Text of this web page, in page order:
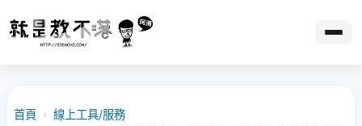
首頁 › 線上工具/服務